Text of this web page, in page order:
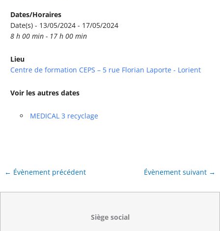
Dates/Horaires
Date(s) - 13/05/2024 - 17/05/2024
8 h 00 min - 17 h 00 min
Lieu
Centre de formation CEPS – 5 rue Florian Laporte - Lorient
Voir les autres dates
MEDICAL 3 recyclage
← Évènement précédent Évènement suivant →
Siège social